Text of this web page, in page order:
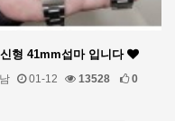
형 41mm섭마 입니다
01-12 13528 0